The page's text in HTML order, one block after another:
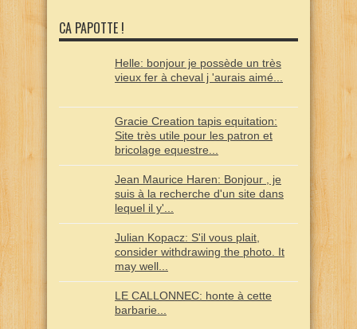
CA PAPOTTE !
Helle: bonjour je possède un très
vieux fer à cheval j 'aurais aimé...
Gracie Creation tapis equitation:
Site très utile pour les patron et
bricolage equestre...
Jean Maurice Haren: Bonjour , je
suis à la recherche d'un site dans
lequel il y'...
Julian Kopacz: S'il vous plait,
consider withdrawing the photo. It
may well...
LE CALLONNEC: honte à cette
barbarie...